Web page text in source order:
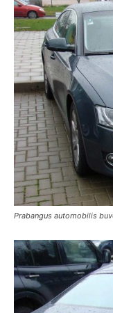
Prabangus automobilis